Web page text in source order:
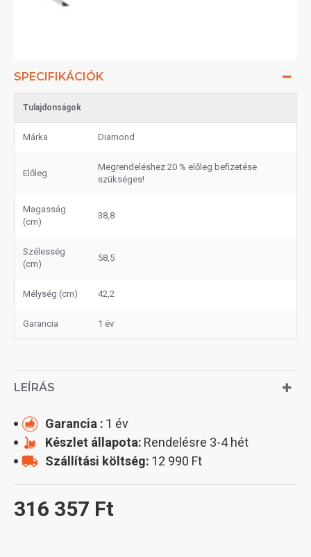
SPECIFIKÁCIÓK
Tulajdonságok
Márka Diamond
Előleg
Megrendeléshez 20 % előleg befizetése
szükséges!
Magasság
(cm)
38,8
Szélesség
(cm)
58,5
Mélység (cm) 42,2
Garancia 1 év
LEÍRÁS
316 357 Ft
Garancia : 1 év
Készlet állapota: Rendelésre 3-4 hét
Szállítási költség: 12 990 Ft